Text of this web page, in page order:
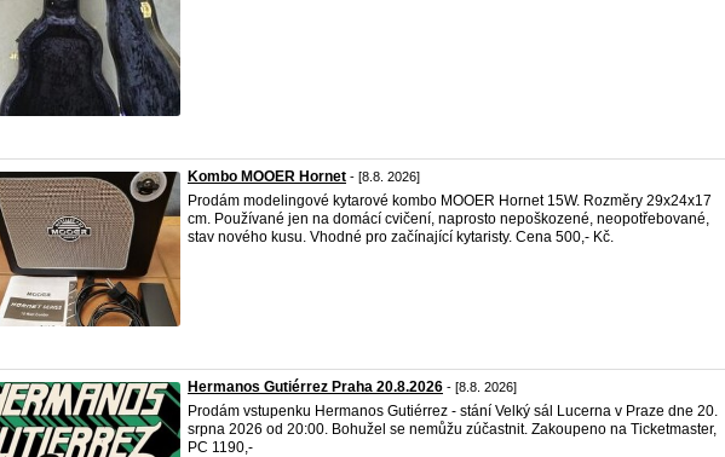
Kombo MOOER Hornet - [8.8. 2026]
Prodám modelingové kytarové kombo MOOER Hornet 15W. Rozměry 29x24x17
cm. Používané jen na domácí cvičení, naprosto nepoškozené, neopotřebované,
stav nového kusu. Vhodné pro začínající kytaristy. Cena 500,- Kč.
Hermanos Gutiérrez Praha 20.8.2026 - [8.8. 2026]
Prodám vstupenku Hermanos Gutiérrez - stání Velký sál Lucerna v Praze dne 20.
srpna 2026 od 20:00. Bohužel se nemůžu zúčastnit. Zakoupeno na Ticketmaster,
PC 1190,-